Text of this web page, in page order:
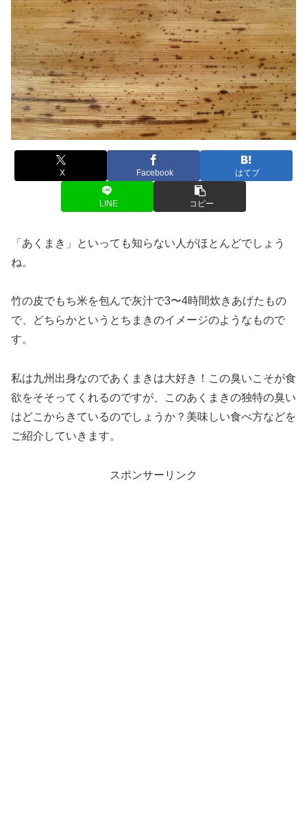
X Facebook はてブ
LINE コピー
「あくまき」といっても知らない人がほとんどでしょう
ね。
竹の皮でもち米を包んで灰汁で3〜4時間炊きあげたもの
で、どちらかというとちまきのイメージのようなもので
す。
私は九州出身なのであくまきは大好き！この臭いこそが食
欲をそそってくれるのですが、このあくまきの独特の臭い
はどこからきているのでしょうか？美味しい食べ方などを
ご紹介していきます。
スポンサーリンク